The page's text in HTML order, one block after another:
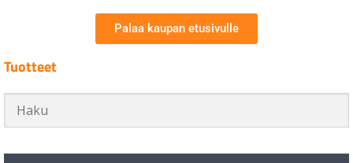
Palaa kaupan etusivulle
Tuotteet